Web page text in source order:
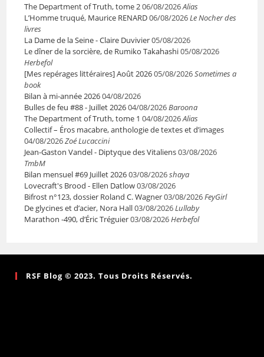
The Department of Truth, tome 206/08/2026Alias
L’Homme truqué, Maurice RENARD06/08/2026Le Nocher des
livres
La Dame de la Seine - Claire Duvivier05/08/2026
Le dîner de la sorcière, de Rumiko Takahashi05/08/2026
Herbefol
[Mes repérages littéraires] Août 202605/08/2026Sometimes a
book
Bilan à mi-année 202604/08/2026
Bulles de feu #88 - Juillet 202604/08/2026Baroona
The Department of Truth, tome 1 04/08/2026Alias
Collectif – Éros macabre, anthologie de textes et d’images
04/08/2026Zoé Lucaccini
Jean-Gaston Vandel - Diptyque des Vitaliens03/08/2026
TmbM
Bilan mensuel #69 Juillet 202603/08/2026shaya
Lovecraft's Brood - Ellen Datlow03/08/2026
Bifrost n°123, dossier Roland C. Wagner03/08/2026FeyGirl
De glycines et d’acier, Nora Hall03/08/2026Lullaby
Marathon -490, d’Éric Tréguier03/08/2026Herbefol
RSF Blog © 2023. Tous Droits Réservés.